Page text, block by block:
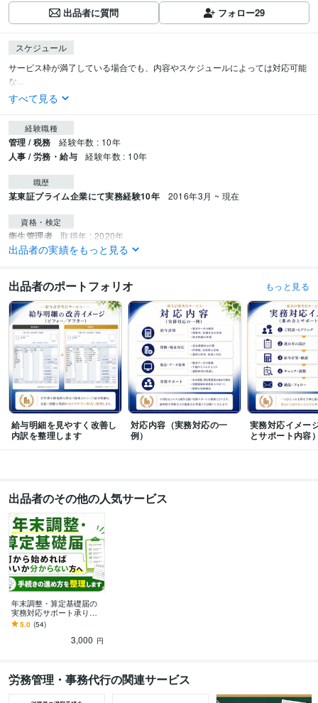
出品者に質問 フォロー29
スケジュール
サービス枠が満了している場合でも、内容やスケジュールによっては対応可能
な...
すべて見る
経験職種
管理 / 税務 経験年数 : 10年
人事 / 労務・給与 経験年数 : 10年
職歴
某東証プライム企業にて実務経験10年 2016年3月 ~ 現在
資格・検定
衛生管理者 取得年 : 2020年
得意分野
ビジネス代行・事務代行 給与計算・事務
中小企業全般 飲食業界 美容業界 IT・サービス業界
医療・介護業界
建設業界
製造業界
出品者の実績をもっと見る
出品者のポートフォリオ もっと見る
給与明細を見やすく改善し
内訳を整理します
対応内容（実務対応の一
例）
実務対応イメー
とサポート内容
出品者のその他の人気サービス
年末調整・算定基礎届の
実務対応サポート承りま
す 手続きの流れや設定を
実務ベースで整理し、安
心して進められます
5.0 (54)
3,000 円
労務管理・事務代行の関連サービス